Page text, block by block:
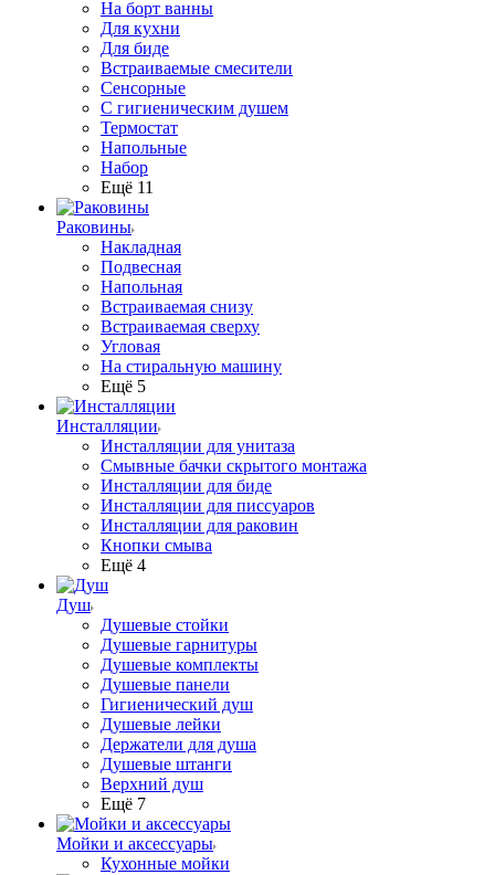
На борт ванны
Для кухни
Для биде
Встраиваемые смесители
Сенсорные
С гигиеническим душем
Термостат
Напольные
Набор
Ещё 11
Раковины
Накладная
Подвесная
Напольная
Встраиваемая снизу
Встраиваемая сверху
Угловая
На стиральную машину
Ещё 5
Инсталляции
Инсталляции для унитаза
Смывные бачки скрытого монтажа
Инсталляции для биде
Инсталляции для писсуаров
Инсталляции для раковин
Кнопки смыва
Ещё 4
Душ
Душевые стойки
Душевые гарнитуры
Душевые комплекты
Душевые панели
Гигиенический душ
Душевые лейки
Держатели для душа
Душевые штанги
Верхний душ
Ещё 7
Мойки и аксессуары
Кухонные мойки